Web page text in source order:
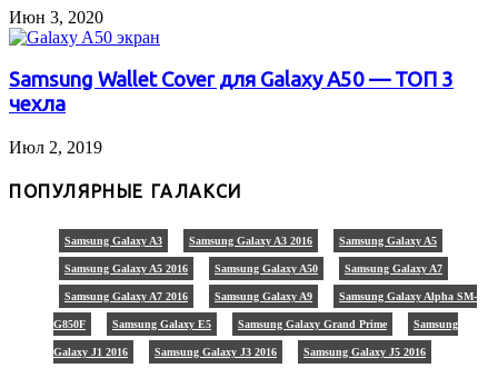
Июн 3, 2020
Samsung Wallet Cover для Galaxy A50 — ТОП 3
чехла
Июл 2, 2019
ПОПУЛЯРНЫЕ ГАЛАКСИ
Samsung Galaxy A3 Samsung Galaxy A3 2016 Samsung Galaxy A5
Samsung Galaxy A5 2016 Samsung Galaxy A50 Samsung Galaxy A7
Samsung Galaxy A7 2016 Samsung Galaxy A9 Samsung Galaxy Alpha SM-
G850F Samsung Galaxy E5 Samsung Galaxy Grand Prime Samsung
Galaxy J1 2016 Samsung Galaxy J3 2016 Samsung Galaxy J5 2016